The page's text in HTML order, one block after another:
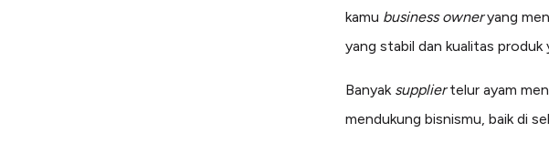
kamu business owneryang
yang stabil dan kualitas produk
Banyak suppliertelur ayam
mendukung bisnismu, baik di